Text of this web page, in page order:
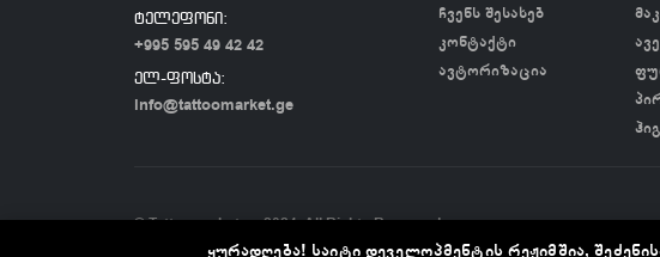
ტელეფონი:
+995 595 49 42 42
ელ-ფოსტა:
info@tattoomarket.ge
ჩვენს შესახებ
კონტაქტი
ავტორიზაცია
© Tattoomarket.ge 2024. All Rights Reserved
ყურადღება! საიტი დეველოპმენტის რეჟიმშია,